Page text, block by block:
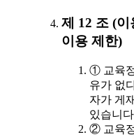
제 12 조 (
이용 제한)
① 교육
유가 없
자가 게
있습니
② 교육